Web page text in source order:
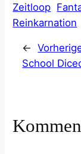
Zeitloop
Reinkarnation
←
School